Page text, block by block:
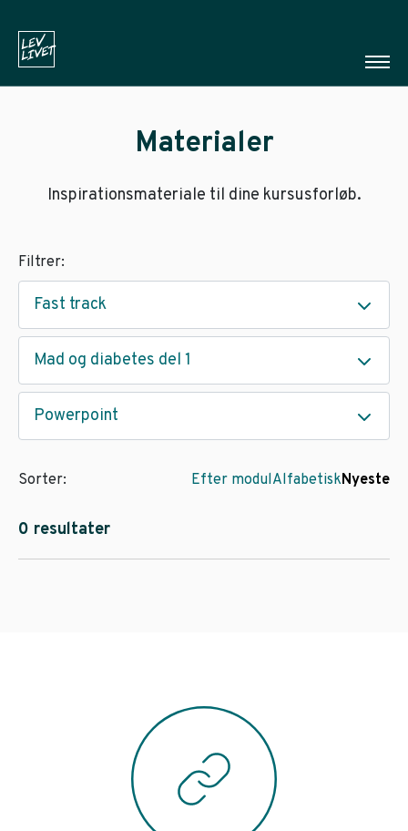
Materialer
Inspirationsmateriale til dine kursusforløb.
Filtrer:
Fast track
Mad og diabetes del 1
Powerpoint
0 resultater
Sorter: Efter modulAlfabetiskNyeste